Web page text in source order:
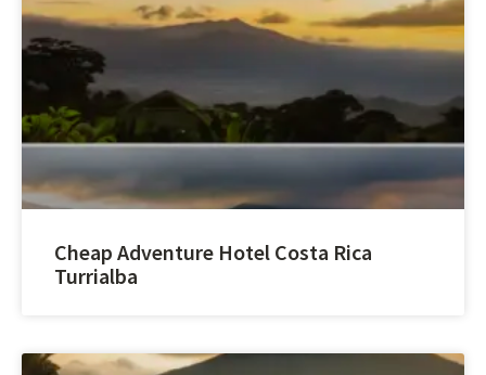
Cheap Adventure Hotel Costa Rica
Turrialba